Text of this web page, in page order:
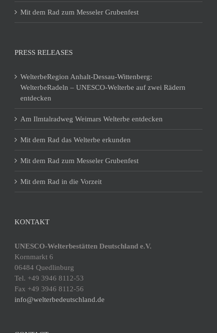
Mit dem Rad zum Messeler Grubenfest
PRESS RELEASES
WelterbeRegion Anhalt-Dessau-Wittenberg:
WelterbeRadeln – UNESCO-Welterbe auf zwei Rädern
entdecken
Am Ilmtalradweg Weimars Welterbe entdecken
Mit dem Rad das Welterbe erkunden
Mit dem Rad zum Messeler Grubenfest
Mit dem Rad in die Vorzeit
KONTAKT
UNESCO-Welterbestätten Deutschland e.V.
Kornmarkt 6
06484 Quedlinburg
Tel. +49 3946 8112-53
Fax +49 3946 8112-56
info@welterbedeutschland.de